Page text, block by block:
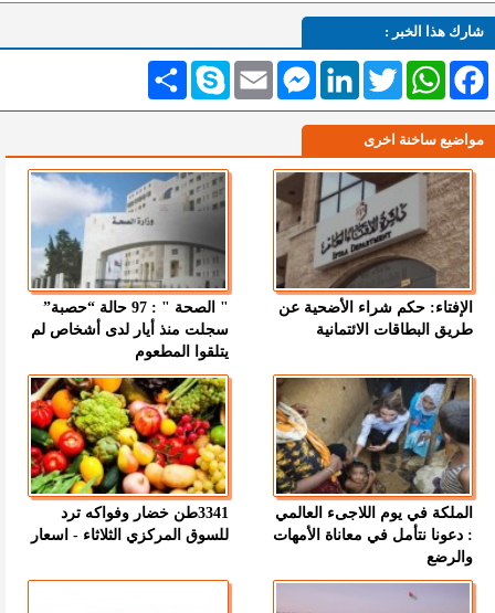
شارك هذا الخبر :
انشر Skype Email
MessengerLinkedInTwitterWhatsAppFacebook
مواضيع ساخنة اخرى
الإفتاء: حكم شراء الأضحية عن
طريق البطاقات الائتمانية
" الصحة " : 97 حالة “حصبة”
سجلت منذ أيار لدى أشخاص لم
يتلقوا المطعوم
الملكة في يوم اللاجىء العالمي
: دعونا نتأمل في معاناة الأمهات
والرضع
3341طن خضار وفواكه ترد
للسوق المركزي الثلاثاء - اسعار